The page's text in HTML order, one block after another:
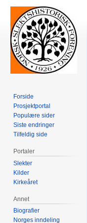
Forside
Prosjektportal
Populære sider
Siste endringer
Tilfeldig side
Portaler
Slekter
Kilder
Kirkeåret
Annet
Biografier
Norges inndeling